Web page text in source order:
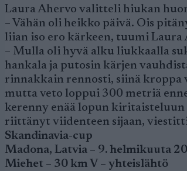
Laura Ahervo valitteli hiukan
– Vähän oli heikko päivä. Ois
liian iso ero kärkeen, tuumi
– Mulla oli hyvä alku liukkaalla
hankala ja putosin kärjen
rinnakkain rennosti, siinä kroppa
mutta veto loppui 300 metriä
kerenny enää lopun kiritaisteluun
riittänyt viidenteen sijaan,
Skandinavia-cup
Madona, Latvia – 9. helmikuuta
Miehet – 30 km V – yhteislähtö